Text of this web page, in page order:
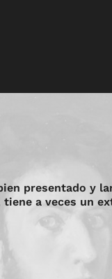
presentado y
tiene a veces un